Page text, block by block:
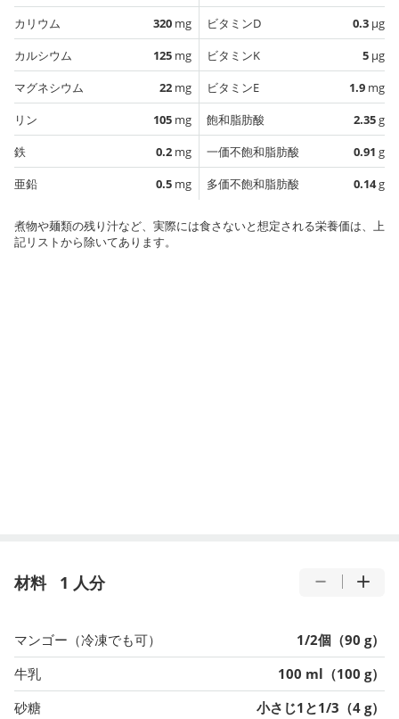
カリウム
320 mg
カルシウム
125 mg
マグネシウム
22 mg
リン
105 mg
鉄
0.2 mg
亜鉛
0.5 mg
ビタミンD
0.3 µg
ビタミンK
5 µg
ビタミンE
1.9 mg
飽和脂肪酸
2.35g
一価不飽和脂肪酸
0.91 g
多価不飽和脂肪酸
0.14g
煮物や麺類の残り汁など、実際には食さないと想定される栄養価は、上
記リストから除いてあります。
材料 1 人分
マンゴー（冷凍でも可）
1/2個（90 g）
牛乳
100 ml（100 g）
砂糖
小さじ1と1/3（4 g）